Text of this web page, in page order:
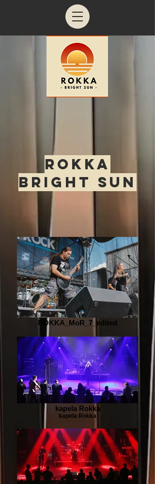
Rokka
Bright Sun
ROKKA_MoR_7_edited
kapela Rokka
kapela Rokka